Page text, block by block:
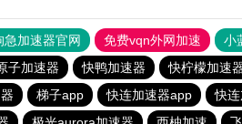
急加速器官网 免费vqn外网加速 小
子加速器 快鸭加速器 快柠檬加速
梯子app 快连加速器app 快